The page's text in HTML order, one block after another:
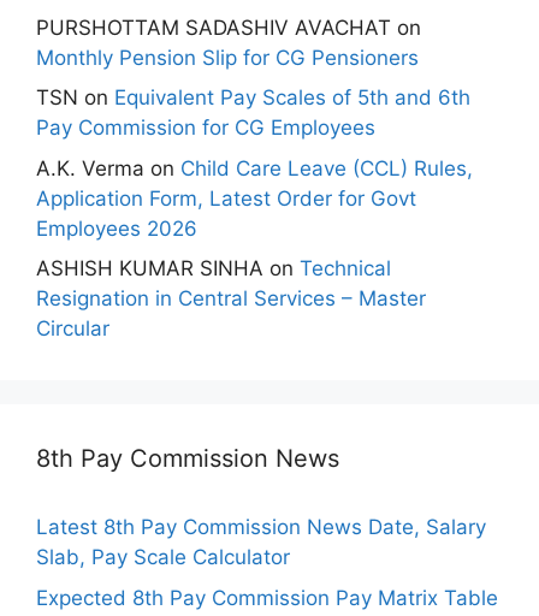
PURSHOTTAM SADASHIV AVACHAT on
Monthly Pension Slip for CG Pensioners
TSN on Equivalent Pay Scales of 5th and 6th
Pay Commission for CG Employees
A.K. Verma on Child Care Leave (CCL) Rules,
Application Form, Latest Order for Govt
Employees 2026
ASHISH KUMAR SINHA on Technical
Resignation in Central Services – Master
Circular
8th Pay Commission News
Latest 8th Pay Commission News Date, Salary
Slab, Pay Scale Calculator
Expected 8th Pay Commission Pay Matrix Table